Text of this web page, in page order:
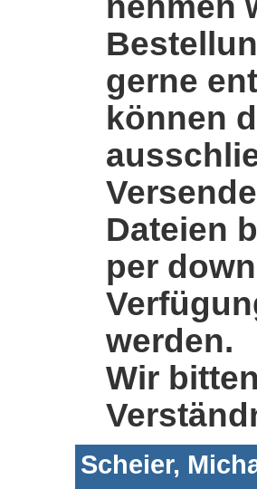
gerne
können
Dateien
per
werden.
Wir
Scheier,